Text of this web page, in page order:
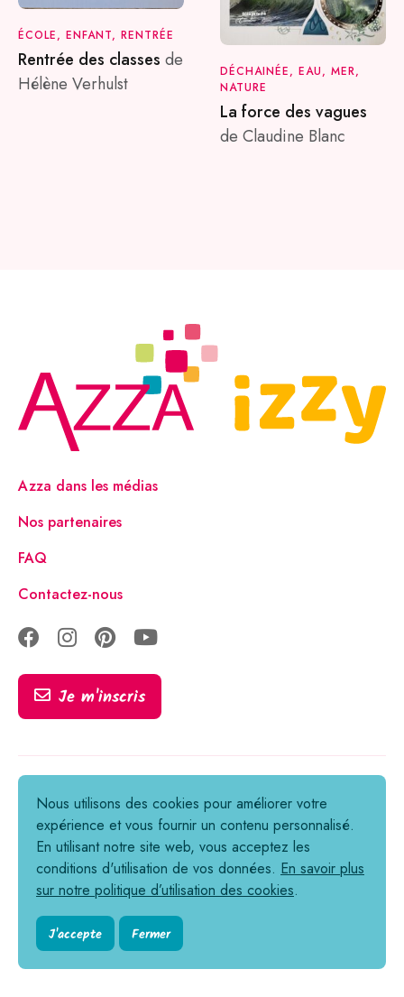
ÉCOLE, ENFANT, RENTRÉE
Rentrée des classes de
Hélène Verhulst
DÉCHAINÉE, EAU, MER,
NATURE
La force des vagues
de Claudine Blanc
Azza dans les médias
Nos partenaires
FAQ
Contactez-nous
Je m'inscris
Tous droits réservés © 2021-2026
Informations légales
Politique de confidentialité
Cookies
Conditions générales de vente
Règlement en ligne des litiges
Nous utilisons des cookies pour améliorer votre
expérience et vous fournir un contenu personnalisé.
En utilisant notre site web, vous acceptez les
conditions d'utilisation de vos données. En savoir plus
sur notre politique d’utilisation des cookies.
J'accepte Fermer